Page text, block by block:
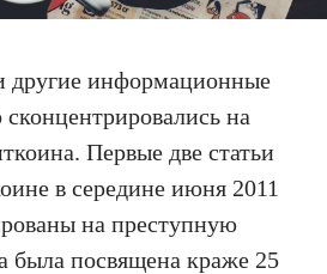
другие информационные
на
Первые две статьи
в середине июня 2011
на преступную
была посвящена краже 25